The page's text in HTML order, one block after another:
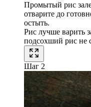
Промытый рис
отварите до
остыть.
Рис лучше варить
подсохший рис не
Шаг 2